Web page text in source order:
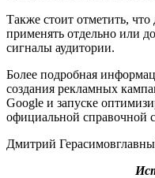
Также стоит отметить,
применять отдельно или
сигналы аудитории.
Более подробная
создания рекламных
Google и запуске
официальной справочной
Дмитрий